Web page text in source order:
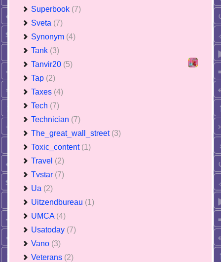
Superbook (7)
Sveta (7)
Synonym (4)
Tank (3)
Tanvir20 (5)
Tap (2)
Taxes (4)
Tech (7)
Technician (7)
The_great_wall_street (3)
Toxic_content (1)
Travel (2)
Tvstar (7)
Ua (2)
Uitzendbureau (1)
UMCA (4)
Usatoday (7)
Vano (3)
Veterans (2)